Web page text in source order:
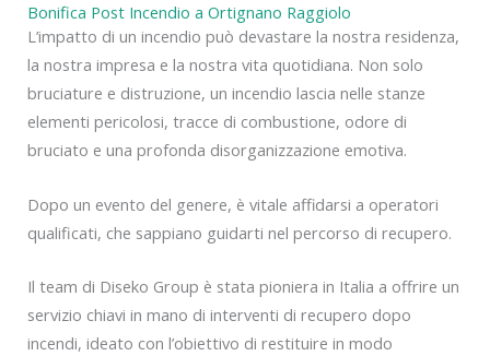
Bonifica Post Incendio a Ortignano Raggiolo
L’impatto di un incendio può devastare la nostra residenza,
la nostra impresa e la nostra vita quotidiana. Non solo
bruciature e distruzione, un incendio lascia nelle stanze
elementi pericolosi, tracce di combustione, odore di
bruciato e una profonda disorganizzazione emotiva.
Dopo un evento del genere, è vitale affidarsi a operatori
qualificati, che sappiano guidarti nel percorso di recupero.
Il team di Diseko Group è stata pioniera in Italia a offrire un
servizio chiavi in mano di interventi di recupero dopo
incendi, ideato con l’obiettivo di restituire in modo